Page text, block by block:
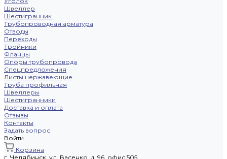
Швеллер
Шестигранник
Трубопроводная арматура
Отводы
Переходы
Тройники
Фланцы
Опоры трубопровода
Спецпредложения
Листы нержавеющие
Труба профильная
Швеллеры
Шестигранники
Доставка и оплата
Отзывы
Контакты
Задать вопрос
Войти
Корзина
г. Челябинск, ул. Васенко, д. 96, офис 505